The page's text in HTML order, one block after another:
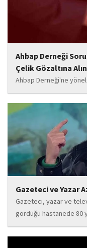
Ahbap Derneği
Çelik Gözaltına
Ahbap Derneği'ne
Çelik gözaltına alındı.
adliyeye sevk edildi.
Gazeteci ve Yazar
Gazeteci, yazar ve
gördüğü hastanede 80